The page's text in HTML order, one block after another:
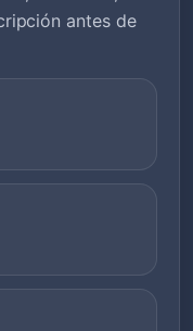
antes de